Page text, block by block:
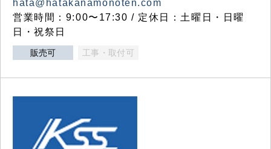
hata@hatakanamonoten.com
営業時間：9:00〜17:30 / 定休日：土曜日・日曜
日・祝祭日
販売可 工事・取付可